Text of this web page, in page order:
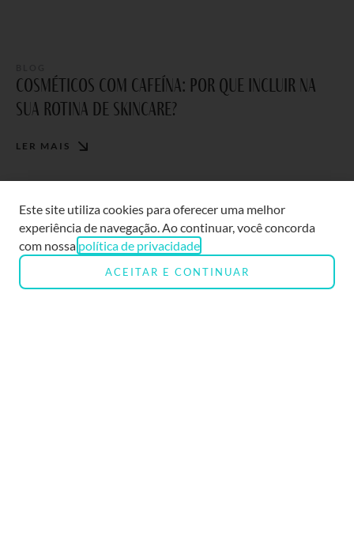
cosméticos com cafeína: por que incluir na
sua rotina de skincare?
LER MAIS
Este site utiliza cookies para oferecer uma melhor
experiência de navegação. Ao continuar, você concorda
com nossa política de privacidade
ACEITAR E CONTINUAR